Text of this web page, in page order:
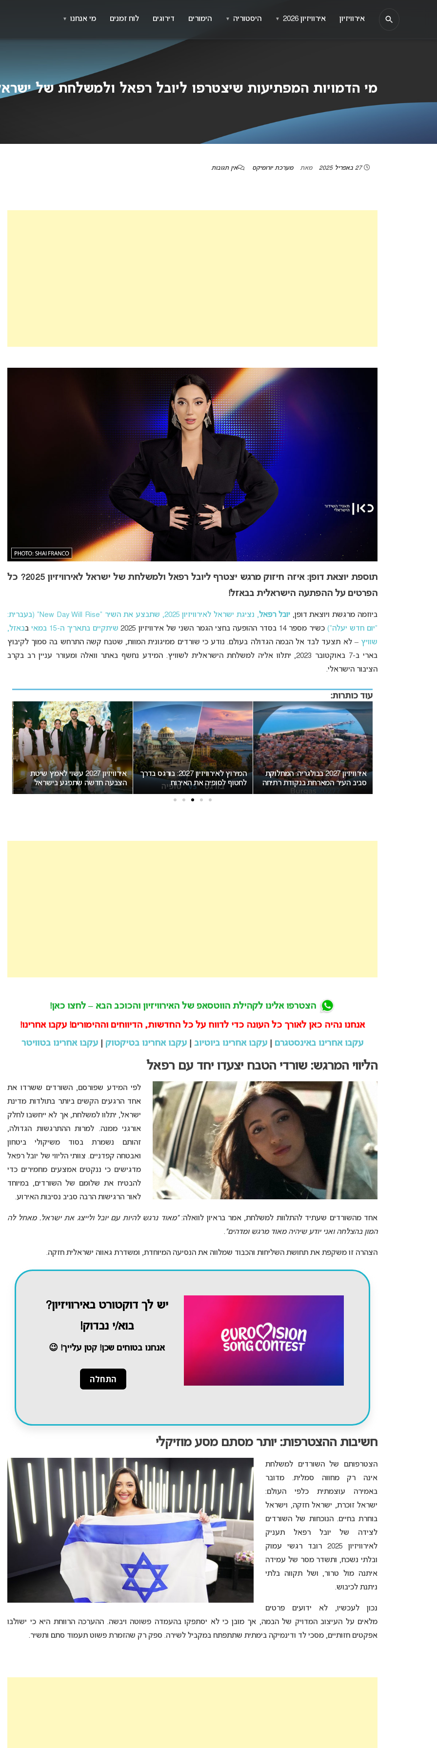
מי הדמויות המפתיעות שיצטרפו ליובל רפאל ולמשלחת של ישראל
27 באפריל 2025 מאת מערכת יורומיקס אין תגובות
תוספת יוצאת דופן: איזה חיזוק מרגש יצטרף ליובל רפאל ולמשלחת של ישראל לאירוויזיון 2025? כל
הפרטים על ההפתעה הישראלית בבאזל!
ביוזמה מרגשת ויוצאת דופן,יובל רפאל
, נציגת ישראל לאירוויזיון 2025, שתבצע את השיר “New Day Will Rise” (בעברית:
“יום חדש יעלה”)כשיר מספר 14 בסדר ההופעה בחצי הגמר השני של אירוויזיון 2025 שיתקיים בתאריך ה-15 במאי בבאזל,
שוויץ – לא תצעד לבד אל הבמה הגדולה בעולם. נודע כי שורדים ממיגונית המוות, שטבח קשה התרחש בה סמוך לקיבוץ
בארי ב-7 באוקטובר 2023, יתלוו אליה למשלחת הישראלית לשוויץ. המידע נחשף באתר וואלה ומעורר עניין רב בקרב
הציבור הישראלי.
עוד כותרות:
אירוויזיון 2027 בבולגריה: המחלוקת
העיר המארחת בנקודת רתיחה
המירוץ לאירוויזיון 2027: בורגס בדרך
לחטוף לסופיה את האירוח
אירוויזיון 2027 עשוי לאמץ שיטת
הצבעה חדשה שתפגע בישראל
“אני צריכה לשתף אתכם
חשוב”: הכרזתה של זוכת
מסעירה את הרשת
הצטרפו אלינו לקהילת הווטסאפ של האירוויזיון והכוכב הבא – לחצו כאן!
אנחנו נהיה כאן לאורך כל העונה כדי לדווח על כל החדשות, הדיווחים וההימורים! עקבו אחרינו!
עקבו אחרינו באינסטגרם
עקבו אחרינו ביוטיוב עקבו אחרינו בטיקטוק עקבו אחרינו בטוויטר
הליווי המרגש: שורדי הטבח יצעדו יחד עם רפאל
לפי המידע שפורסם, השורדים ששרדו את
אחד הרגעים הקשים ביותר בתולדות מדינת
ישראל, יתלוו למשלחת, אך לא ייחשבו לחלק
אורגני ממנה. למרות ההתרגשות הגדולה,
זהותם נשמרת בסוד משיקולי ביטחון
ואבטחה קפדניים. צוותי הליווי של יובל רפאל
מדגישים כי ננקטים אמצעים מחמירים כדי
להבטיח את שלומם של השורדים, במיוחד
לאור הרגישות הרבה סביב נסיבות האירוע.
אחד מהשורדים שעתיד להתלוות למשלחת, אמר בראיון לוואלה:“מאוד נרגש להיות עם יובל ולייצג את ישראל. מאחל לה
המון בהצלחה ואני יודע שיהיה מאוד מרגש ומדהים”.
הצהרה זו משקפת את תחושת השליחות והכבוד שמלווה את הנסיעה המיוחדת, ומשדרת גאווה ישראלית חזקה.
יש לך דוקטורט באירוויזיון?
בוא/י נבדוק!
אנחנו בטוחים שכן! קטן עלייך! 😉
חשיבות ההצטרפות: יותר מסתם מסע מוזיקלי
הצטרפותם של השורדים למשלחת
אינה רק מחווה סמלית. מדובר
באמירה עוצמתית כלפי העולם:
ישראל זוכרת, ישראל חזקה, וישראל
בוחרת בחיים. הנוכחות של השורדים
לצידה של יובל רפאל תעניק
לאירוויזיון 2025 רובד רגשי עמוק
ובלתי נשכח, ותשדר מסר של עמידה
איתנה מול טרור, ושל תקווה בלתי
ניתנת לכיבוש.
נכון לעכשיו, לא ידועים פרטים
מלאים על העיצוב המדויק של הבמה, אך מובן כי לא יסתפקו בהעמדה פשוטה ויבשה. ההערכה הרווחת היא כי ישולבו
אפקטים חזותיים, מסכי לד ודינמיקה בימתית שתתפתח במקביל לשירה. ספק רק שהזמרת פשוט תעמוד סתם ותשיר.
אירוויזיון אירוויזיון 2026 ▼ היסטוריה ▼ הימורים דירוגים לוח זמנים מי אנחנו ▼